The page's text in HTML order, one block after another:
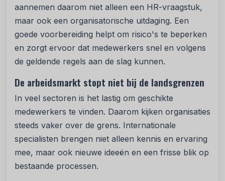
aannemen daarom niet alleen een HR-vraagstuk,
maar ook een organisatorische uitdaging. Een
goede voorbereiding helpt om risico's te beperken
en zorgt ervoor dat medewerkers snel en volgens
de geldende regels aan de slag kunnen.
De arbeidsmarkt stopt niet bij de landsgrenzen
In veel sectoren is het lastig om geschikte
medewerkers te vinden. Daarom kijken organisaties
steeds vaker over de grens. Internationale
specialisten brengen niet alleen kennis en ervaring
mee, maar ook nieuwe ideeën en een frisse blik op
bestaande processen.